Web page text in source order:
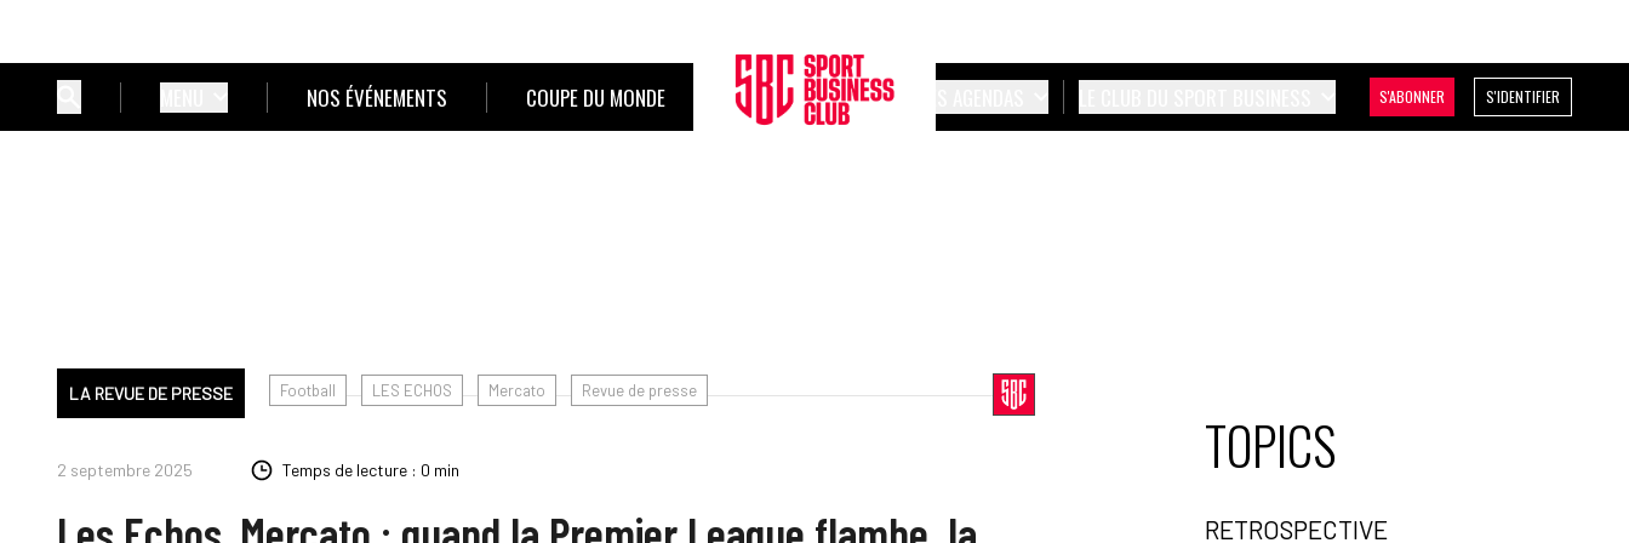
NOS ÉVÉNEMENTS COUPE DU MONDE S'ABONNER S'IDENTIFIER
LA REVUE DE PRESSE Football LES ECHOS Mercato Revue de presse
2 septembre 2025 Temps de lecture : 0 min TOPICS
RETROSPECTIVE